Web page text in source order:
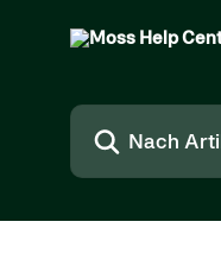
Nach Artikeln